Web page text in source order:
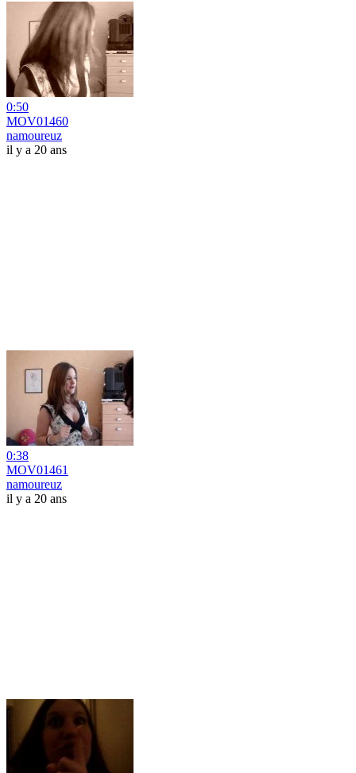
0:50
MOV01460
namoureuz
il y a 20 ans
0:38
MOV01461
namoureuz
il y a 20 ans